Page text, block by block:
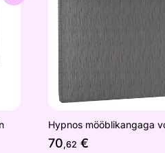
Hypnos mööblikangaga
70,62 €